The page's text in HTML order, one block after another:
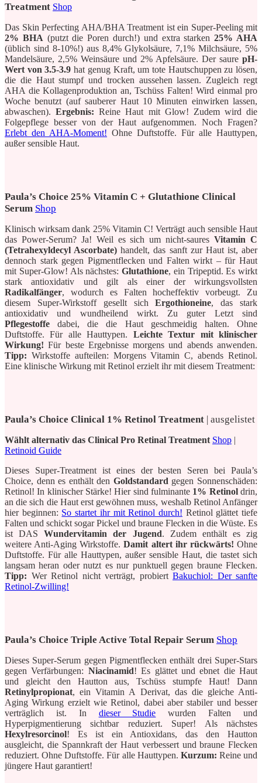
Treatment Shop
Das Skin Perfecting AHA/BHA Treatment ist ein Super-Peeling mit
2% BHA (putzt die Poren durch!) und extra starken25% AHA
(üblich sind 8-10%!) aus 8,4% Glykolsäure, 7,1% Milchsäure, 5%
Mandelsäure, 2,5% Weinsäure und 2% Apfelsäure. Der saure pH-
Wert von 3.5-3.9 hat genug Kraft, um tote Hautschuppen zu lösen,
die die Haut stumpf und trocken aussehen lassen. Zugleich regt
AHA die Kollagenproduktion an, Tschüss Falten! Wird einmal pro
Woche benutzt (auf sauberer Haut 10 Minuten einwirken lassen,
abwaschen).Ergebnis: Reine Haut mit Glow! Zudem wird die
Folgepflege besser von der Haut aufgenommen. Noch Fragen?
Erlebt den AHA-Moment! Ohne Duftstoffe. Für alle Hauttypen,
außer sensible Haut.
Paula’s Choice 25% Vitamin C + Glutathione Clinical
Serum Shop
Klinisch wirksam dank 25% Vitamin C! Verträgt auch sensible Haut
das Power-Serum? Ja! Weil es sich um nicht-sauresVitamin C
(Tetrahexyldecyl Ascorbate) handelt, das sanft zur Haut ist, aber
dennoch stark gegen Pigmentflecken und Falten wirkt – für Haut
mit Super-Glow! Als nächstes: Glutathione, ein Tripeptid. Es wirkt
stark antioxidativ und gilt als einer der wirkungsvollsten
Radikalfänger, wodurch es Falten hocheffektiv vorbeugt. Zu
diesem Super-Wirkstoff gesellt sichErgothioneine, das stark
antioxidativ und wundheilend wirkt. Zu guter Letzt sind
Pflegestoffe dabei, die die Haut geschmeidig halten. Ohne
Duftstoffe. Für alle Hauttypen. Leichte Textur mit klinischer
Wirkung! Für beste Ergebnisse morgens und abends anwenden.
Tipp: Wirkstoffe aufteilen: Morgens Vitamin C, abends Retinol.
Eine klinische Wirkung mit Retinol erzielt ihr mit diesem Treatment:
Paula’s Choice Clinical 1% Retinol Treatment | ausgelistet
Wählt alternativ das Clinical Pro Retinal Treatment Shop |
Retinoid Guide
Dieses Super-Treatment ist eines der besten Seren bei Paula’s
Choice, denn es enthält den Goldstandard gegen Sonnenschäden:
Retinol! In klinischer Stärke! Hier sind fulminante 1% Retinoldrin,
an die sich die Haut erst gewöhnen muss, weshalb Retinol Anfänger
hier beginnen: So startet ihr mit Retinol durch! Retinol glättet tiefe
Falten und schickt sogar Pickel und braune Flecken in die Wüste. Es
ist DASWundervitamin der Jugend. Zudem enthält es zig
weitere Anti-Aging Wirkstoffe.Damit altert ihr rückwärts! Ohne
Duftstoffe. Für alle Hauttypen, außer sensible Haut, die tastet sich
langsam heran oder nutzt es nur punktuell gegen braune Flecken.
Tipp: Wer Retinol nicht verträgt, probiert Bakuchiol: Der sanfte
Retinol-Zwilling!
Paula’s Choice Triple Active Total Repair Serum Shop
Dieses Super-Serum gegen Pigmentflecken enthält drei Super-Stars
gegen Verfärbungen: Niacinamid! Es glättet und ebnet die Haut
und gleicht den Hautton aus, Tschüss stumpfe Haut! Dann
Retinylpropionat, ein Vitamin A Derivat, das die gleiche Anti-
Aging Wirkung erzielt wie Retinol, dabei aber stabiler und besser
verträglich ist. In dieser Studie wurden Falten und
Hyperpigmentierung sichtbar reduziert. Super! Als nächstes
Hexylresorcinol! Es ist ein Antioxidans, das den Hautton
ausgleicht, die Spannkraft der Haut verbessert und braune Flecken
reduziert. Ohne Duftstoffe. Für alle Hauttypen. Kurzum: Reine und
jüngere Haut garantiert!